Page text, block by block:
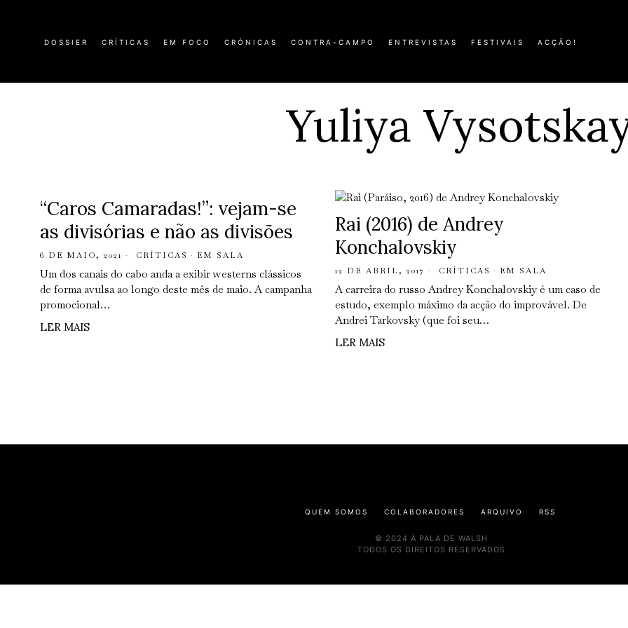
DOSSIER CRÍTICAS EM FOCO CRÓNICAS CONTRA-CAMPO ENTREVISTAS FESTIVAIS ACÇÃO!
Yuliya
“Caros Camaradas!”: vejam-se
as divisórias e não as divisões
6 DE MAIO, 2021 CRÍTICAS · EM SALA
Um dos canais do cabo anda a exibir westerns clássicos
de forma avulsa ao longo deste mês de maio. A campanha
promocional…
LER MAIS
Rai (2016) de Andrey
Konchalovskiy
12 DE ABRIL, 2017 CRÍTICAS · EM SALA
A carreira do russo Andrey Konchalovskiy é um caso de
estudo, exemplo máximo da acção do improvável. De
Andrei Tarkovsky (que foi seu…
LER MAIS
QUEM SOMOS COLABORADORES ARQUIVO RSS
© 2024 À PALA DE WALSH
TODOS OS DIREITOS RESERVADOS